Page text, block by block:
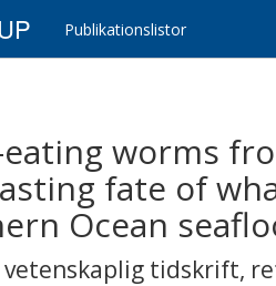
Publikationslistor
eating worms
fate of
Ocean
tidskrift,